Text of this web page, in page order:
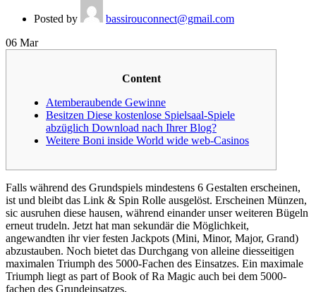
Posted by
bassirouconnect@gmail.com
06 Mar
Content
Atemberaubende Gewinne
Besitzen Diese kostenlose Spielsaal-Spiele
abzüglich Download nach Ihrer Blog?
Weitere Boni inside World wide web-Casinos
Falls während des Grundspiels mindestens 6 Gestalten erscheinen,
ist und bleibt das Link & Spin Rolle ausgelöst. Erscheinen Münzen,
sic ausruhen diese hausen, während einander unser weiteren Bügeln
erneut trudeln. Jetzt hat man sekundär die Möglichkeit,
angewandten ihr vier festen Jackpots (Mini, Minor, Major, Grand)
abzustauben. Noch bietet das Durchgang von alleine diesseitigen
maximalen Triumph des 5000-Fachen des Einsatzes. Ein maximale
Triumph liegt as part of Book of Ra Magic auch bei dem 5000-
fachen des Grundeinsatzes.